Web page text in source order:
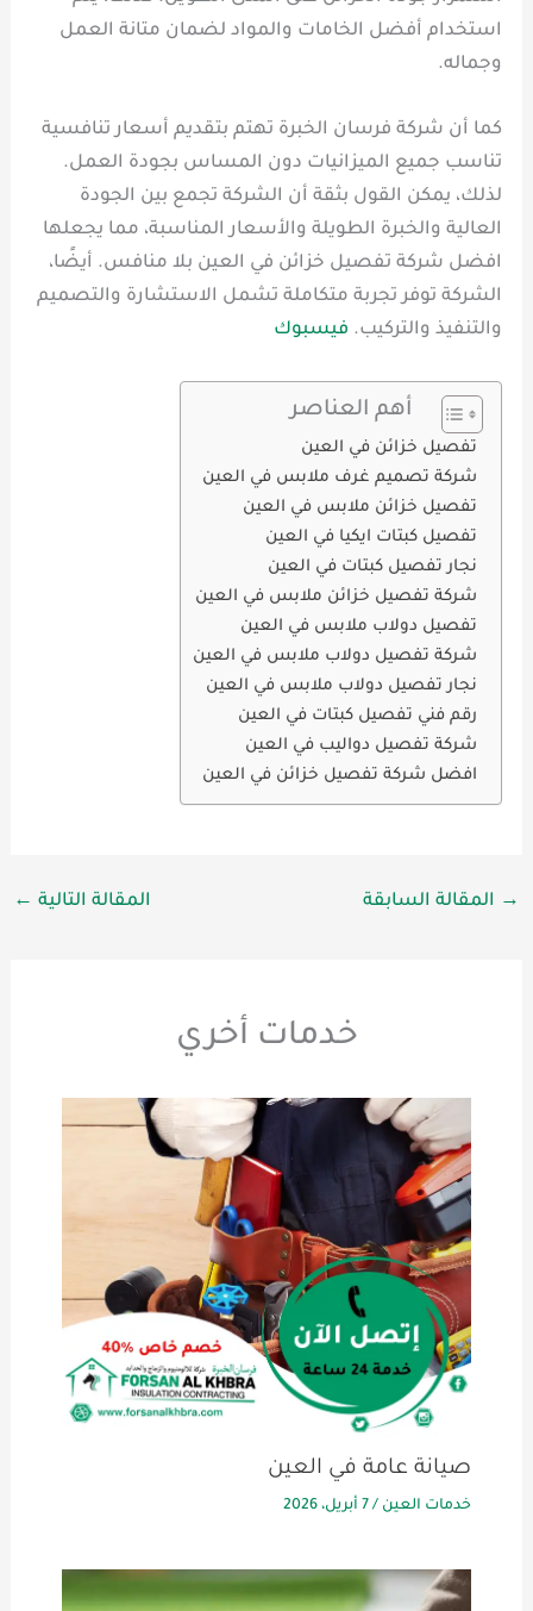
استخدام أفضل الخامات والمواد لضمان متانة العمل
وجماله.
كما أن شركة فرسان الخبرة تهتم بتقديم أسعار تنافسية
تناسب جميع الميزانيات دون المساس بجودة العمل.
لذلك، يمكن القول بثقة أن الشركة تجمع بين الجودة
العالية والخبرة الطويلة والأسعار المناسبة، مما يجعلها
افضل شركة تفصيل خزائن في العين بلا منافس. أيضًا،
الشركة توفر تجربة متكاملة تشمل الاستشارة والتصميم
والتنفيذ والتركيب. فيسبوك
أهم العناصر
تفصيل خزائن في العين
شركة تصميم غرف ملابس في العين
تفصيل خزائن ملابس في العين
تفصيل كبتات ايكيا في العين
نجار تفصيل كبتات في العين
شركة تفصيل خزائن ملابس في العين
تفصيل دولاب ملابس في العين
شركة تفصيل دولاب ملابس في العين
نجار تفصيل دولاب ملابس في العين
رقم فني تفصيل كبتات في العين
شركة تفصيل دواليب في العين
افضل شركة تفصيل خزائن في العين
→ المقالة السابقة المقالة التالية ←
خدمات أخري
صيانة عامة في العين
خدمات العين /7 أبريل، 2026